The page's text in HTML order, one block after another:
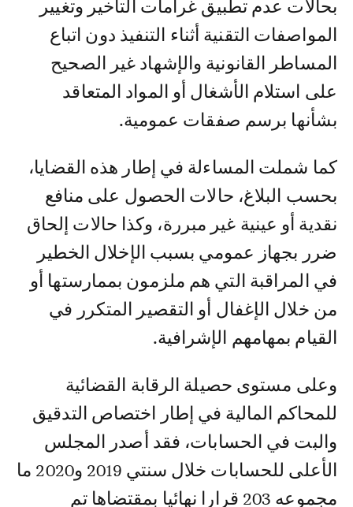
بحالات عدم تطبيق غرامات التأخير وتغيير
المواصفات التقنية أثناء التنفيذ دون اتباع
المساطر القانونية والإشهاد غير الصحيح
على استلام الأشغال أو المواد المتعاقد
بشأنها برسم صفقات عمومية.
كما شملت المساءلة في إطار هذه القضايا،
بحسب البلاغ، حالات الحصول على منافع
نقدية أو عينية غير مبررة، وكذا حالات إلحاق
ضرر بجهاز عمومي بسبب الإخلال الخطير
في المراقبة التي هم ملزمون بممارستها أو
من خلال الإغفال أو التقصير المتكرر في
القيام بمهامهم الإشرافية.
وعلى مستوى حصيلة الرقابة القضائية
للمحاكم المالية في إطار اختصاص التدقيق
والبت في الحسابات، فقد أصدر المجلس
الأعلى للحسابات خلال سنتي 2019 و2020 ما
مجموعه 203 قرارا نهائيا بمقتضاها تم